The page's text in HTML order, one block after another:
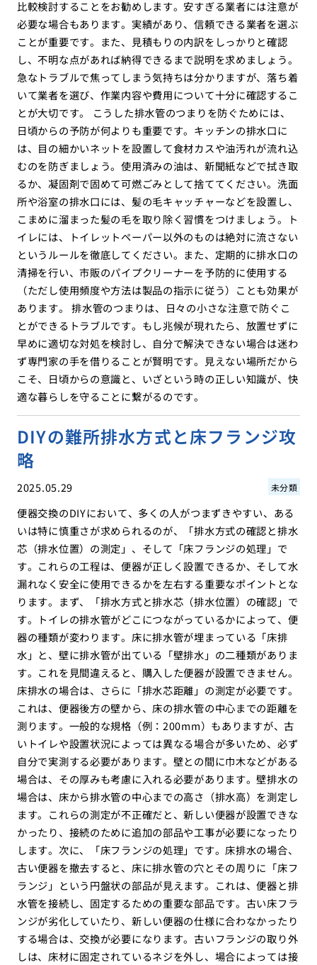
比較検討することをお勧めします。安すぎる業者には注意が
必要な場合もあります。実績があり、信頼できる業者を選ぶ
ことが重要です。また、見積もりの内訳をしっかりと確認
し、不明な点があれば納得できるまで説明を求めましょう。
急なトラブルで焦ってしまう気持ちは分かりますが、落ち着
いて業者を選び、作業内容や費用について十分に確認するこ
とが大切です。 こうした排水管のつまりを防ぐためには、
日頃からの予防が何よりも重要です。キッチンの排水口に
は、目の細かいネットを設置して食材カスや油汚れが流れ込
むのを防ぎましょう。使用済みの油は、新聞紙などで拭き取
るか、凝固剤で固めて可燃ごみとして捨ててください。洗面
所や浴室の排水口には、髪の毛キャッチャーなどを設置し、
こまめに溜まった髪の毛を取り除く習慣をつけましょう。ト
イレには、トイレットペーパー以外のものは絶対に流さない
というルールを徹底してください。また、定期的に排水口の
清掃を行い、市販のパイプクリーナーを予防的に使用する
（ただし使用頻度や方法は製品の指示に従う）ことも効果が
あります。 排水管のつまりは、日々の小さな注意で防ぐこ
とができるトラブルです。もし兆候が現れたら、放置せずに
早めに適切な対処を検討し、自分で解決できない場合は迷わ
ず専門家の手を借りることが賢明です。見えない場所だから
こそ、日頃からの意識と、いざという時の正しい知識が、快
適な暮らしを守ることに繋がるのです。
DIYの難所排水方式と床フランジ攻
略
2025.05.29 未分類
便器交換のDIYにおいて、多くの人がつまずきやすい、ある
いは特に慎重さが求められるのが、「排水方式の確認と排水
芯（排水位置）の測定」、そして「床フランジの処理」で
す。これらの工程は、便器が正しく設置できるか、そして水
漏れなく安全に使用できるかを左右する重要なポイントとな
ります。まず、「排水方式と排水芯（排水位置）の確認」で
す。トイレの排水管がどこにつながっているかによって、便
器の種類が変わります。床に排水管が埋まっている「床排
水」と、壁に排水管が出ている「壁排水」の二種類がありま
す。これを見間違えると、購入した便器が設置できません。
床排水の場合は、さらに「排水芯距離」の測定が必要です。
これは、便器後方の壁から、床の排水管の中心までの距離を
測ります。一般的な規格（例：200mm）もありますが、古
いトイレや設置状況によっては異なる場合が多いため、必ず
自分で実測する必要があります。壁との間に巾木などがある
場合は、その厚みも考慮に入れる必要があります。壁排水の
場合は、床から排水管の中心までの高さ（排水高）を測定し
ます。これらの測定が不正確だと、新しい便器が設置できな
かったり、接続のために追加の部品や工事が必要になったり
します。次に、「床フランジの処理」です。床排水の場合、
古い便器を撤去すると、床に排水管の穴とその周りに「床フ
ランジ」という円盤状の部品が見えます。これは、便器と排
水管を接続し、固定するための重要な部品です。古い床フラ
ンジが劣化していたり、新しい便器の仕様に合わなかったり
する場合は、交換が必要になります。古いフランジの取り外
しは、床材に固定されているネジを外し、場合によっては接